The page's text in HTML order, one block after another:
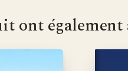
ont également